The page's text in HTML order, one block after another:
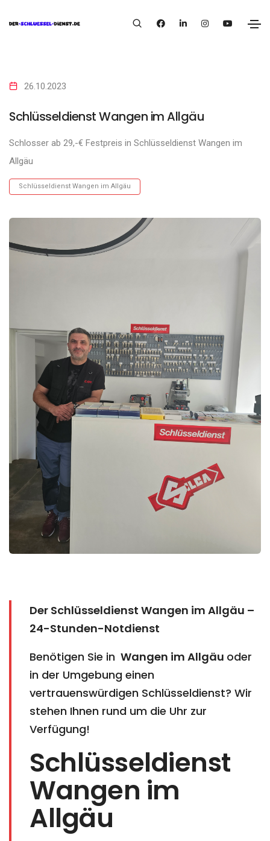
26.10.2023
Schlüsseldienst Wangen im Allgäu
Schlosser ab 29,-€ Festpreis in Schlüsseldienst Wangen im
Allgäu
Schlüsseldienst Wangen im Allgäu
Der Schlüsseldienst Wangen im Allgäu –
24-Stunden-Notdienst
Benötigen Sie in Wangen im Allgäu oder
in der Umgebung einen
vertrauenswürdigen Schlüsseldienst? Wir
stehen Ihnen rund um die Uhr zur
Verfügung!
Schlüsseldienst
Wangen im
Allgäu